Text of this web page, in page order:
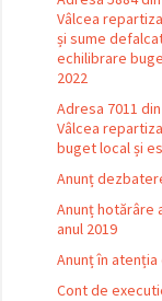
Vâlcea
și sume
echilibrare
2022
Adresa 7011 din
Vâlcea
buget local și
Anunț
Anunț hotărâre
anul 2019
Anunț în
Cont de